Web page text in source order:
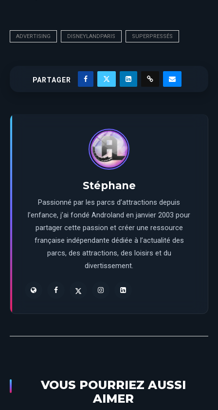
ADVERTISING DISNEYLANDPARIS SUPERPRESSÉS
PARTAGER
Stéphane
Passionné par les parcs d’attractions depuis
l’enfance, j’ai fondé Androland en janvier 2003 pour
partager cette passion et créer une ressource
française indépendante dédiée à l’actualité des
parcs, des attractions, des loisirs et du
divertissement.
VOUS POURRIEZ AUSSI
AIMER